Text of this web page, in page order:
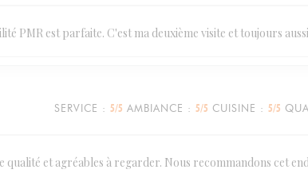
PMR est parfaite. C'est ma deuxième visite et toujours
SERVICE : 5/5 AMBIANCE : 5/5 CUISINE : 5/5
et agréables à regarder. Nous recommandons cet